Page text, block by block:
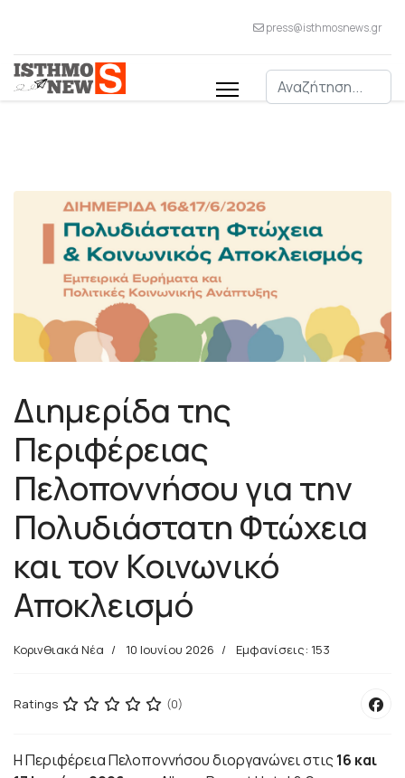
press@isthmosnews.gr
Αναζήτηση
Διημερίδα της
Περιφέρειας
Πελοποννήσου για την
Πολυδιάστατη Φτώχεια
και τον Κοινωνικό
Αποκλεισμό
Κορινθιακά Νέα 10 Ιουνίου 2026 Εμφανίσεις: 153
Ratings (0)
Η Περιφέρεια Πελοποννήσου διοργανώνει στις 16 και